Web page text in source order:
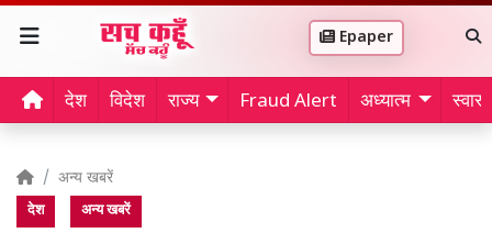
Epaper
देश विदेश राज्य Fraud Alert अध्यात्म
अन्य खबरें
देश अन्य खबरें